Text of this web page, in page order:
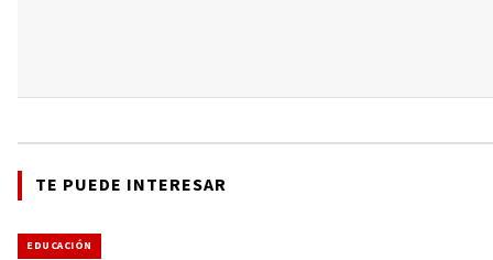
TE PUEDE INTERESAR
EDUCACIÓN